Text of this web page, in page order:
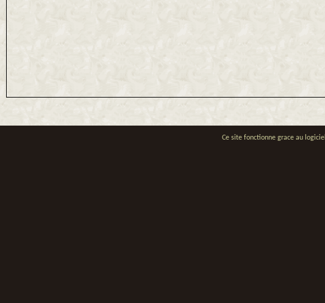
Ce site fonctionne grace au logiciel